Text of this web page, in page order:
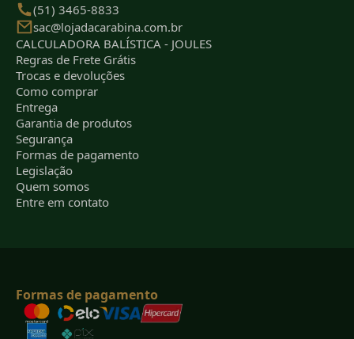
(51) 3465-8833
sac@lojadacarabina.com.br
CALCULADORA BALÍSTICA - JOULES
Regras de Frete Grátis
Trocas e devoluções
Como comprar
Entrega
Garantia de produtos
Segurança
Formas de pagamento
Legislação
Quem somos
Entre em contato
Formas de pagamento